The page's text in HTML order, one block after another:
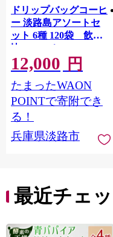
ドリップバッグコーヒ
ー 淡路島アソートセ
ット 6種 120袋 飲み
比べ コーヒー
12,000 円
たまったWAON
POINTで寄附でき
る！
兵庫県淡路市
最近チェ